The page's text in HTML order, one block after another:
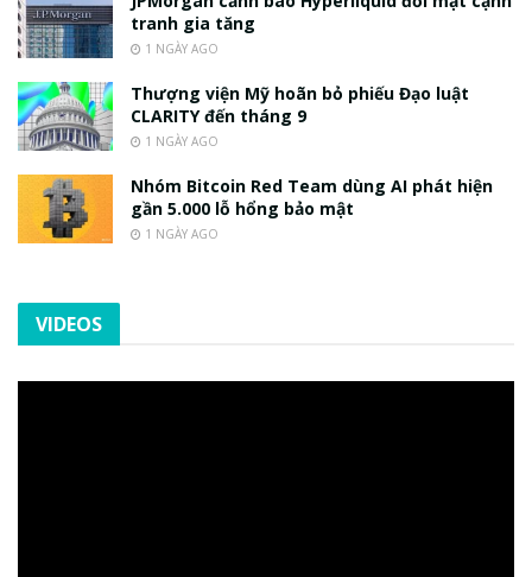
tranh gia tăng
1 NGÀY AGO
Thượng viện Mỹ hoãn bỏ phiếu Đạo luật
CLARITY đến tháng 9
1 NGÀY AGO
Nhóm Bitcoin Red Team dùng AI phát hiện
gần 5.000 lỗ hổng bảo mật
1 NGÀY AGO
VIDEOS